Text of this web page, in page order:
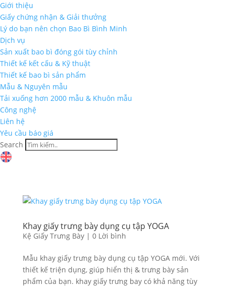
Giới thiệu
Giấy chứng nhận & Giải thưởng
Lý do bạn nên chọn Bao Bì Bình Minh
Dịch vụ
Sản xuất bao bì đóng gói tùy chỉnh
Thiết kế kết cấu & Kỹ thuật
Thiết kế bao bì sản phẩm
Mẫu & Nguyên mẫu
Tải xuống hơn 2000 mẫu & Khuôn mẫu
Công nghệ
Liên hệ
Yêu cầu báo giá
Search
Khay giấy trưng bày dụng cụ tập YOGA
Kệ Giấy Trưng Bày| 0 Lời bình
Mẫu khay giấy trưng bày dụng cụ tập YOGA mới. Với
thiết kế triện dụng, giúp hiển thị & trưng bày sản
phẩm của bạn. khay giấy trưng bay có khả năng tùy